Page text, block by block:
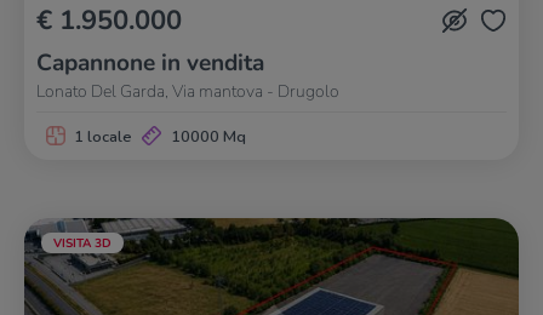
€ 1.950.000
Capannone in vendita
Lonato Del Garda, Via mantova - Drugolo
1 locale 10000 Mq
VISITA 3D